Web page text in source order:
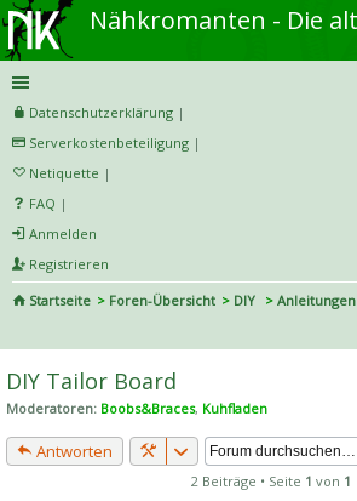
Datenschutzerklärung |
Serverkostenbeteiligung |
Netiquette |
FAQ |
Anmelden
Registrieren
Startseite
Foren-Übersicht DIY
Anleitungen
he
DIY Tailor Board
Moderatoren: Boobs&Braces, Kuhfladen
Antworten
2 Beiträge • Seite 1 von 1